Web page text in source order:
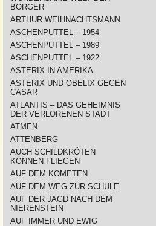
BORGER
ARTHUR WEIHNACHTSMANN
ASCHENPUTTEL – 1954
ASCHENPUTTEL – 1989
ASCHENPUTTEL – 1922
ASTERIX IN AMERIKA
ASTERIX UND OBELIX GEGEN
CÄSAR
ATLANTIS – DAS GEHEIMNIS
DER VERLORENEN STADT
ATMEN
ATTENBERG
AUCH SCHILDKRÖTEN
KÖNNEN FLIEGEN
AUF DEM KOMETEN
AUF DEM WEG ZUR SCHULE
AUF DER JAGD NACH DEM
NIERENSTEIN
AUF IMMER UND EWIG